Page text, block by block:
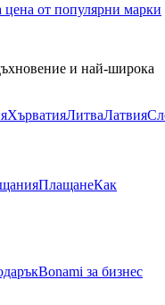
цена от популярни марки
и най-широка
ХърватияЛитваЛатвия
ПлащанеКак
Bonami за бизнес